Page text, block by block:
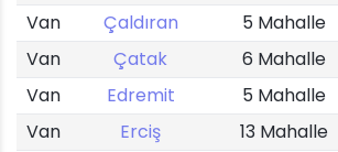
Van
Çaldıran 5 Mahalle
Van
Çatak 6 Mahalle
Van
Edremit 5 Mahalle
Van
Erciş 13 Mahalle